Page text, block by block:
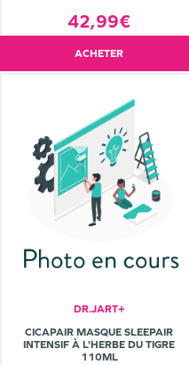
42,99€
ACHETER
DR.JART+
CICAPAIR MASQUE SLEEPAIR
INTENSIF À L'HERBE DU TIGRE
110ML